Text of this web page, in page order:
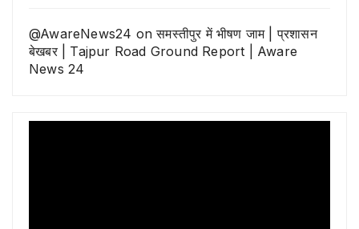
@AwareNews24 onसमस्तीपुर में भीषण जाम | प्रशासन
बेखबर | Tajpur Road Ground Report | Aware
News 24